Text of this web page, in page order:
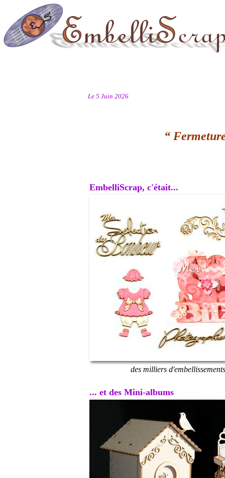
Le 5 Juin 2026
“
EmbelliScrap, c'était...
des milliers
... et des Mini-albums